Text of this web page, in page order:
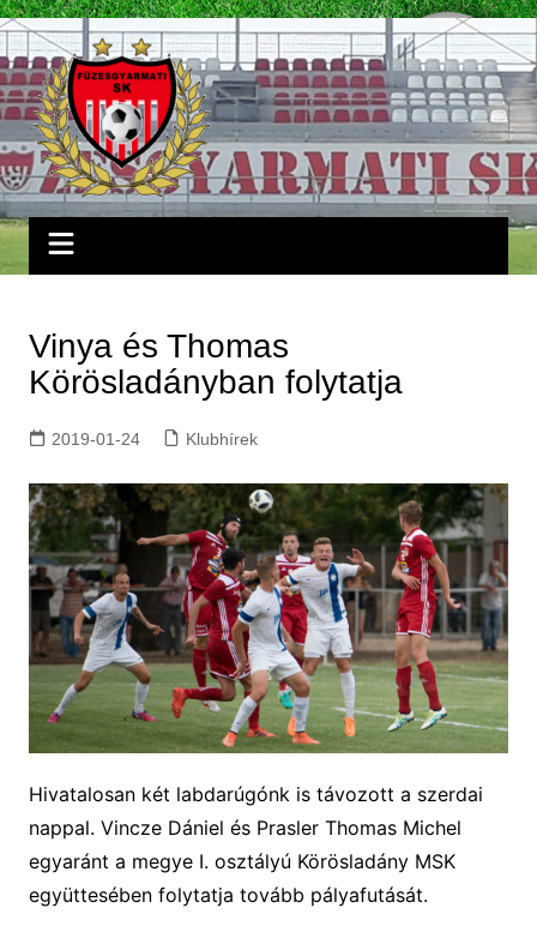
Skip
to
content
Vinya és Thomas
Körösladányban folytatja
2019-01-24 Klubhírek
Hivatalosan két labdarúgónk is távozott a szerdai
nappal. Vincze Dániel és Prasler Thomas Michel
egyaránt a megye I. osztályú Körösladány MSK
együttesében folytatja tovább pályafutását.